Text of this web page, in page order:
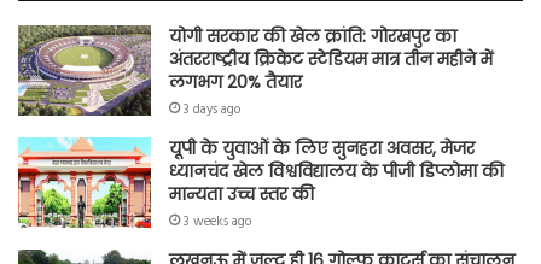
योगी सरकार की खेल क्रांति: गोरखपुर का
अंतरराष्ट्रीय क्रिकेट स्टेडियम मात्र तीन महीने में
लगभग 20% तैयार
3 days ago
यूपी के युवाओं के लिए सुनहरा अवसर, मेजर
ध्यानचंद खेल विश्वविद्यालय के पीजी डिप्लोमा की
मान्यता उच्च स्तर की
3 weeks ago